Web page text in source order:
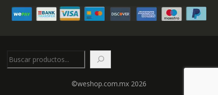
©weshop.com.mx 2026